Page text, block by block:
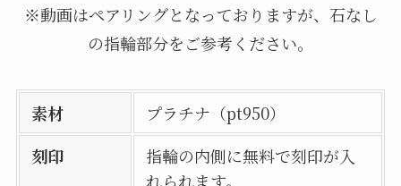
※動画はペアリングとなっておりますが、石なし
の指輪部分をご参考ください。
素材
プラチナ（pt950）
刻印
指輪の内側に無料で刻印が入
れられます。